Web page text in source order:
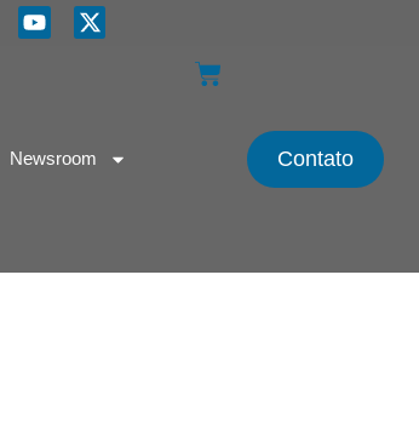
Newsroom Contato